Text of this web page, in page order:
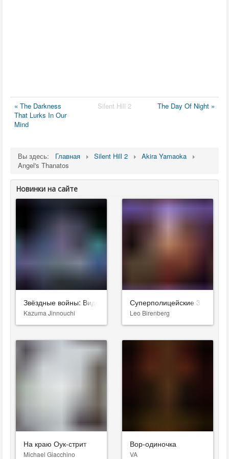
« The Darkness
That Lurks In Our
Mind
Silent Hill 2 The Day Of Night »
Вы здесь: Главная Silent Hill 2
Akira Yamaoka
Angel's Thanatos
Новинки на сайте
Звёздные войны: Видения. Девятый джедай
Kazuma Jinnouchi
Суперполицейские 3
Leo Birenberg
На краю Оук-стрит
Michael Giacchino
Вор-одиночка
VA